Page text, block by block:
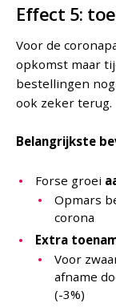
Effect 5:
Voor de
opkomst maar
bestellingen
ook zeker terug.
Belangrijkste
Forse groei
Opmars
corona
Extra
Voor
afname
(-3%)